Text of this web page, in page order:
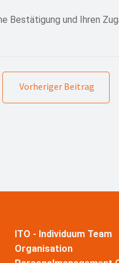
Bestätigung und Ihren
Vorheriger Beitrag
ITO - Individuum Team
Organisation